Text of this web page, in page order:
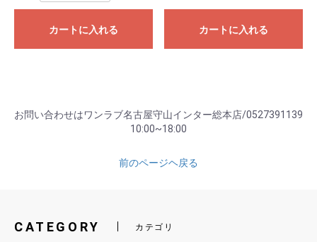
カートに入れる カートに入れる
お問い合わせはワンラブ名古屋守山インター総本店/0527391139
10:00~18:00
前のページヘ戻る
CATEGORY カテゴリ